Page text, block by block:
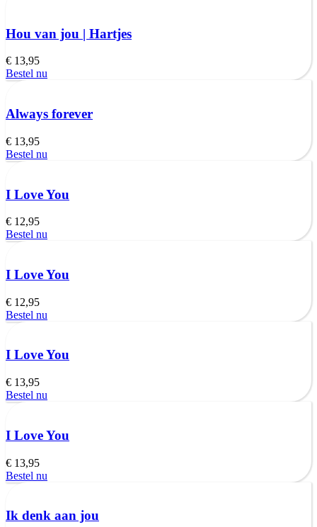
Hou van jou | Hartjes
€ 13,95
Bestel nu
Always forever
€ 13,95
Bestel nu
I Love You
€ 12,95
Bestel nu
I Love You
€ 12,95
Bestel nu
I Love You
€ 13,95
Bestel nu
I Love You
€ 13,95
Bestel nu
Ik denk aan jou